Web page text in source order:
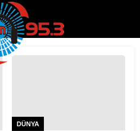
DÜNYA